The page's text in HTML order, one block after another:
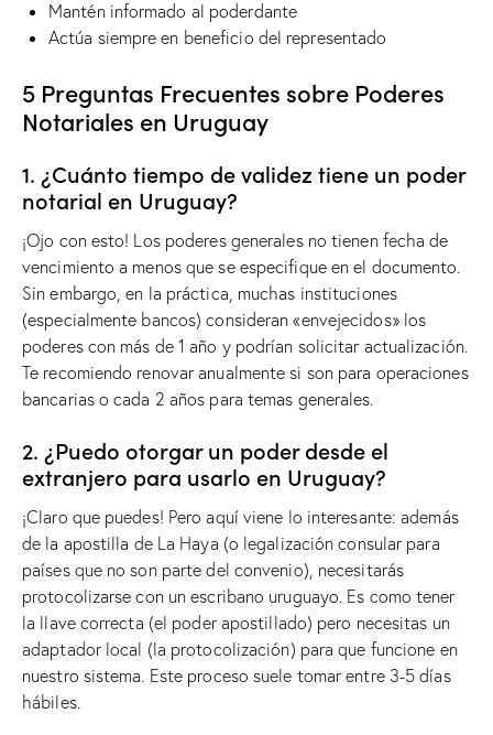
Mantén informado al poderdante
Actúa siempre en beneficio del representado
5 Preguntas Frecuentes sobre Poderes
Notariales en Uruguay
1. ¿Cuánto tiempo de validez tiene un poder
notarial en Uruguay?
¡Ojo con esto! Los poderes generales no tienen fecha de
vencimiento a menos que se especifique en el documento.
Sin embargo, en la práctica, muchas instituciones
(especialmente bancos) consideran «envejecidos» los
poderes con más de 1 año y podrían solicitar actualización.
Te recomiendo renovar anualmente si son para operaciones
bancarias o cada 2 años para temas generales.
2. ¿Puedo otorgar un poder desde el
extranjero para usarlo en Uruguay?
¡Claro que puedes! Pero aquí viene lo interesante: además
de la apostilla de La Haya (o legalización consular para
países que no son parte del convenio), necesitarás
protocolizarse con un escribano uruguayo. Es como tener
la llave correcta (el poder apostillado) pero necesitas un
adaptador local (la protocolización) para que funcione en
nuestro sistema. Este proceso suele tomar entre 3-5 días
hábiles.